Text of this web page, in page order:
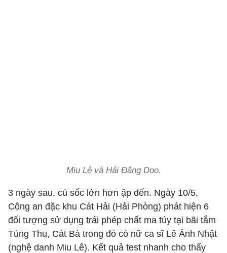
Miu Lê và Hải Đăng Doo.
3 ngày sau, cú sốc lớn hơn ập đến. Ngày 10/5,
Công an đặc khu Cát Hải (Hải Phòng) phát hiện 6
đối tượng sử dụng trái phép chất ma túy tại bãi tắm
Tùng Thu, Cát Bà trong đó có nữ ca sĩ Lê Ánh Nhật
(nghệ danh Miu Lê). Kết quả test nhanh cho thấy